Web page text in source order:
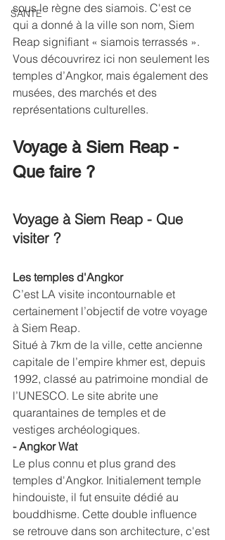
SANTE
sous le règne des siamois. C'est ce
qui a donné à la ville son nom, Siem
Reap signifiant « siamois terrassés ».
Vous découvrirez ici non seulement les
temples d’Angkor, mais également des
musées, des marchés et des
représentations culturelles.
Voyage à Siem Reap -
Que faire ?
Voyage à Siem Reap - Que
visiter ?
Les temples d'Angkor
C’est LA visite incontournable et
certainement l’objectif de votre voyage
à Siem Reap.
Situé à 7km de la ville, cette ancienne
capitale de l’empire khmer est, depuis
1992, classé au patrimoine mondial de
l’UNESCO. Le site abrite une
quarantaines de temples et de
vestiges archéologiques.
- Angkor Wat
Le plus connu et plus grand des
temples d'Angkor. Initialement temple
hindouiste, il fut ensuite dédié au
bouddhisme. Cette double influence
se retrouve dans son architecture, c'est